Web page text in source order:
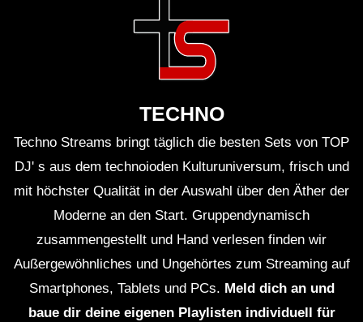
TECHNO
Techno Streams bringt täglich die besten Sets von TOP
DJ' s aus dem technoioden Kulturuniversum, frisch und
mit höchster Qualität in der Auswahl über den Äther der
Moderne an den Start. Gruppendynamisch
zusammengestellt und Hand verlesen finden wir
Außergewöhnliches und Ungehörtes zum Streaming auf
Smartphones, Tablets und PCs. Meld dich an und
baue dir deine eigenen Playlisten individuell für